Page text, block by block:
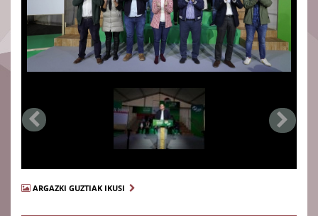
ARGAZKI GUZTIAK IKUSI